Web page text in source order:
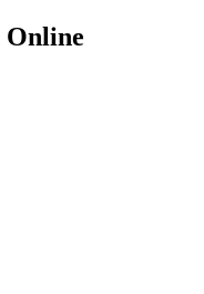
Online